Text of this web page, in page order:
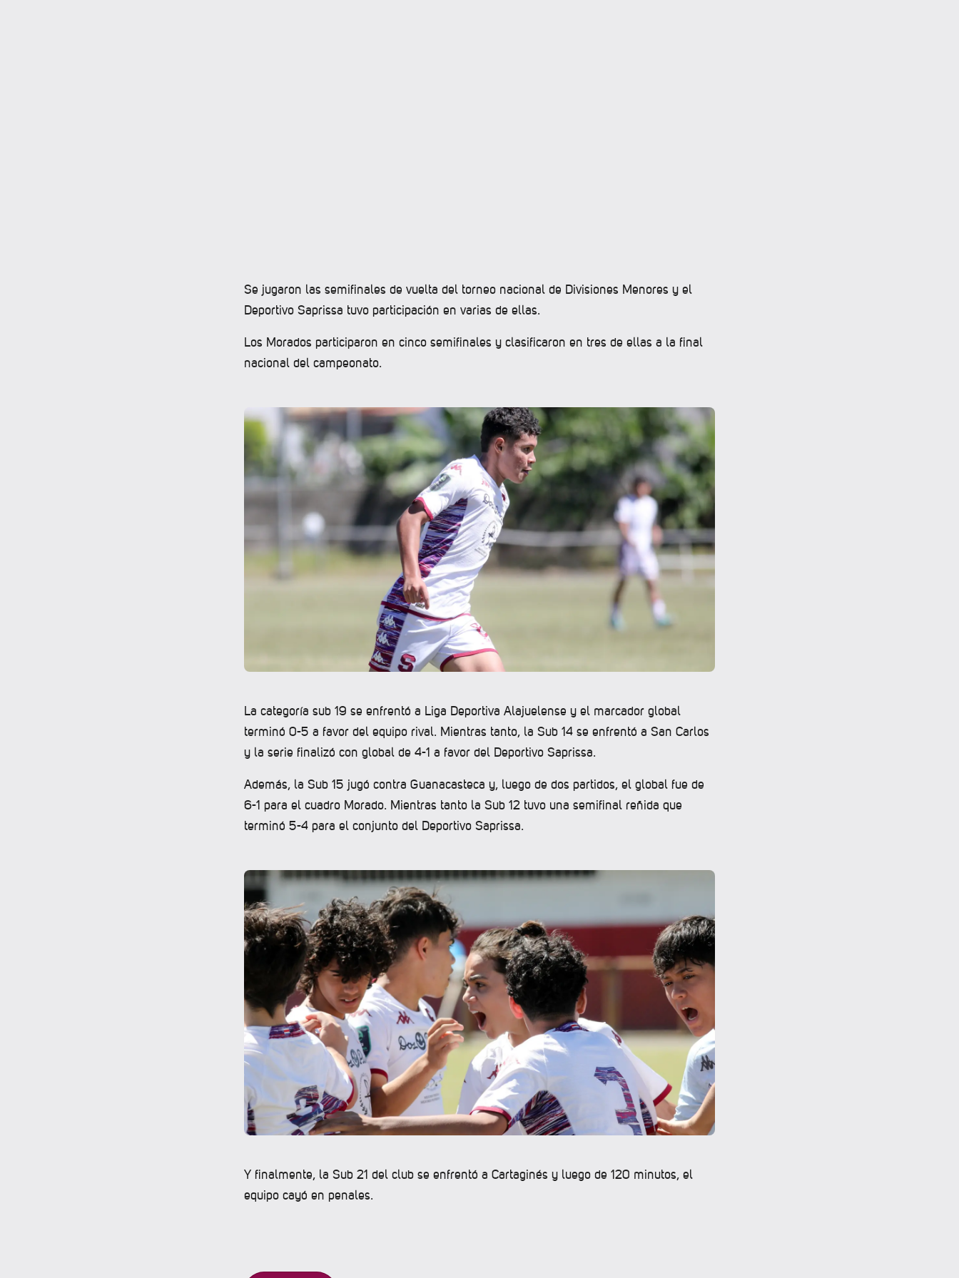
Se jugaron las semifinales de vuelta del torneo nacional de Divisiones Menores y el
Deportivo Saprissa tuvo participación en varias de ellas.
Los Morados participaron en cinco semifinales y clasificaron en tres de ellas a la final
nacional del campeonato.
La categoría sub 19 se enfrentó a Liga Deportiva Alajuelense y el marcador global
terminó 0-5 a favor del equipo rival. Mientras tanto, la Sub 14 se enfrentó a San Carlos
y la serie finalizó con global de 4-1 a favor del Deportivo Saprissa.
Además, la Sub 15 jugó contra Guanacasteca y, luego de dos partidos, el global fue de
6-1 para el cuadro Morado. Mientras tanto la Sub 12 tuvo una semifinal reñida que
terminó 5-4 para el conjunto del Deportivo Saprissa.
Y finalmente, la Sub 21 del club se enfrentó a Cartaginés y luego de 120 minutos, el
equipo cayó en penales.